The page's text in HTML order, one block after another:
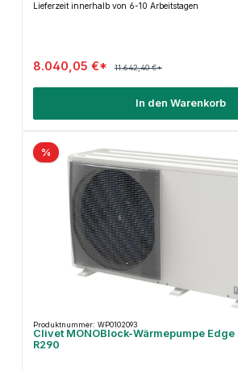
Lieferzeit innerhalb von 6-10 Arbeitstagen
8.040,05 €* 11.642,40 €*
In den Warenkorb
%
Produktnummer: WP0102093
Clivet MONOBlock-Wärmepumpe Edge
R290